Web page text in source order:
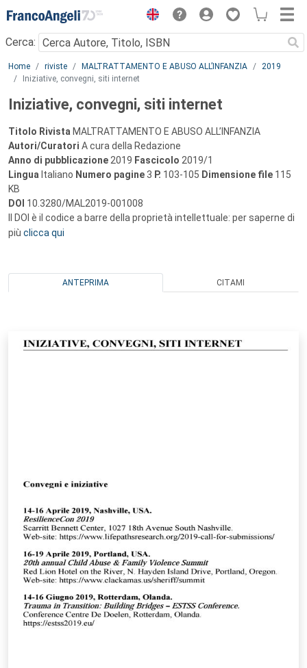
Menu
Cerca:
Main content
Home riviste MALTRATTAMENTO E ABUSO ALL’INFANZIA
2019
Iniziative, convegni, siti internet
Iniziative, convegni, siti internet
Titolo Rivista MALTRATTAMENTO E ABUSO ALL’INFANZIA
Autori/Curatori A cura della Redazione
Anno di pubblicazione 2019 Fascicolo 2019/1
Lingua Italiano Numero pagine 3 P. 103-105 Dimensione file 115
KB
DOI 10.3280/MAL2019-001008
Il DOI è il codice a barre della proprietà intellettuale: per saperne di
più clicca qui
ANTEPRIMA CITAMI